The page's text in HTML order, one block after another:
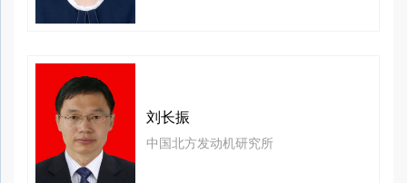
刘长振
中国北方发动机研究所